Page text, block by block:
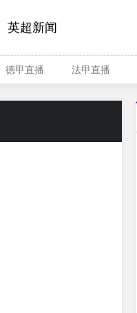
英超新闻
德甲直播 法甲直播